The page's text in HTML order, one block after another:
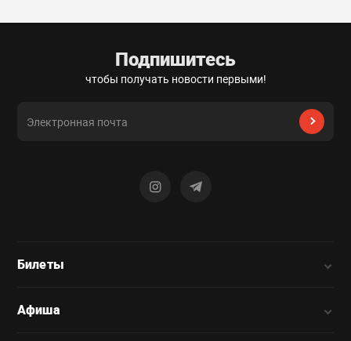
Подпишитесь
чтобы получать новости первыми!
Билеты
Афиша